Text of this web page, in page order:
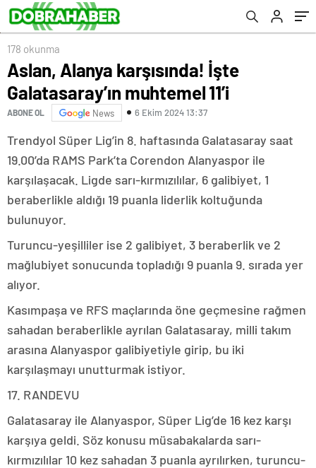
178 okunma
Aslan, Alanya karşısında! İşte
Galatasaray’ın muhtemel 11’i
ABONE OL News 6 Ekim 2024 13:37
Trendyol Süper Lig’in 8. haftasında Galatasaray saat
19.00’da RAMS Park’ta Corendon Alanyaspor ile
karşılaşacak. Ligde sarı-kırmızılılar, 6 galibiyet, 1
beraberlikle aldığı 19 puanla liderlik koltuğunda
bulunuyor.
Turuncu-yeşilliler ise 2 galibiyet, 3 beraberlik ve 2
mağlubiyet sonucunda topladığı 9 puanla 9. sırada yer
alıyor.
Kasımpaşa ve RFS maçlarında öne geçmesine rağmen
sahadan beraberlikle ayrılan Galatasaray, milli takım
arasına Alanyaspor galibiyetiyle girip, bu iki
karşılaşmayı unutturmak istiyor.
17. RANDEVU
Galatasaray ile Alanyaspor, Süper Lig’de 16 kez karşı
karşıya geldi. Söz konusu müsabakalarda sarı-
kırmızılılar 10 kez sahadan 3 puanla ayrılırken, turuncu-